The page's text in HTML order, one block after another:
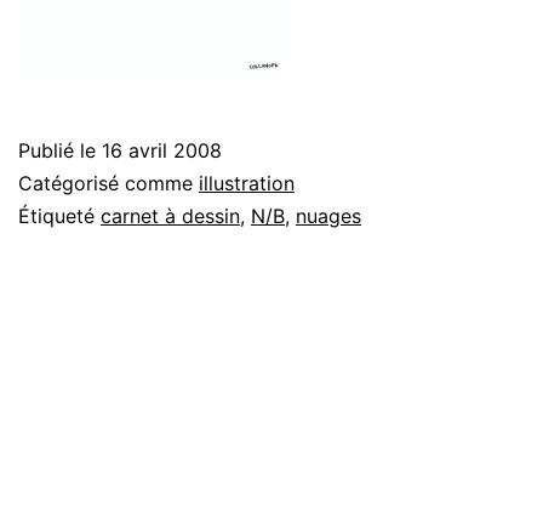
Publié le 16 avril 2008
Catégorisé comme illustration
Étiqueté carnet à dessin, N/B, nuages